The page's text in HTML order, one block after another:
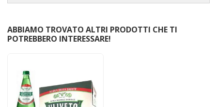
ABBIAMO TROVATO ALTRI PRODOTTI CHE TI
POTREBBERO INTERESSARE!